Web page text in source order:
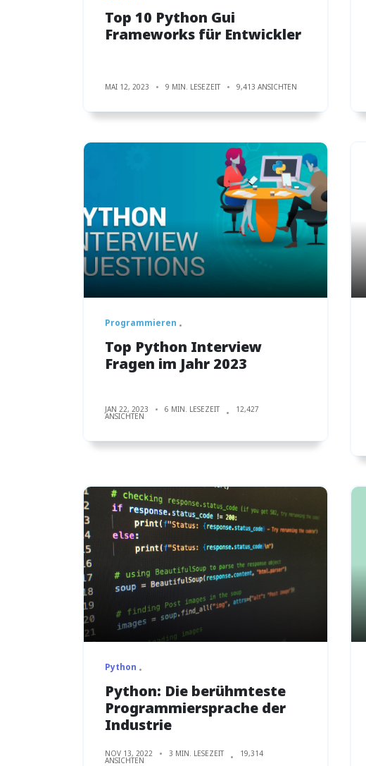
Top 10 Python Gui
Frameworks für Entwickler
MAI 12, 2023 9 MIN. LESEZEIT 9,413 ANSICHTEN
Programmieren
Top Python Interview
Fragen im Jahr 2023
JAN 22, 2023 6 MIN. LESEZEIT 12,427
ANSICHTEN
Python
Python: Die berühmteste
Programmiersprache der
Industrie
NOV 13, 2022 3 MIN. LESEZEIT 19,314
ANSICHTEN